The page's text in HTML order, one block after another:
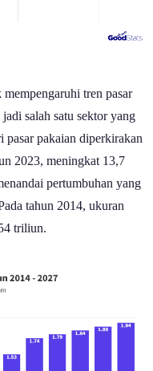
tren pasar
salah satu sektor yang
pasar pakaian diperkirakan
2023, meningkat 13,7
pertumbuhan yang
tahun 2014, ukuran
triliun.